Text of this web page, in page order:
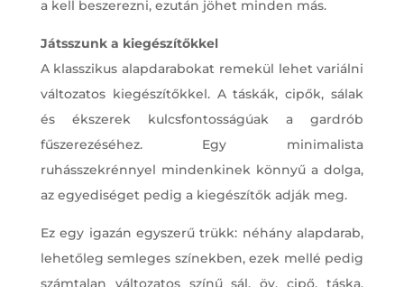
a kell beszerezni, ezután jöhet minden más.
Játsszunk a kiegészítőkkel
A klasszikus alapdarabokat remekül lehet variálni
változatos kiegészítőkkel. A táskák, cipők, sálak
és ékszerek kulcsfontosságúak a gardrób
fűszerezéséhez. Egy minimalista
ruhásszekrénnyel mindenkinek könnyű a dolga,
az egyediséget pedig a kiegészítők adják meg.
Ez egy igazán egyszerű trükk: néhány alapdarab,
lehetőleg semleges színekben, ezek mellé pedig
számtalan változatos színű sál, öv, cipő, táska,